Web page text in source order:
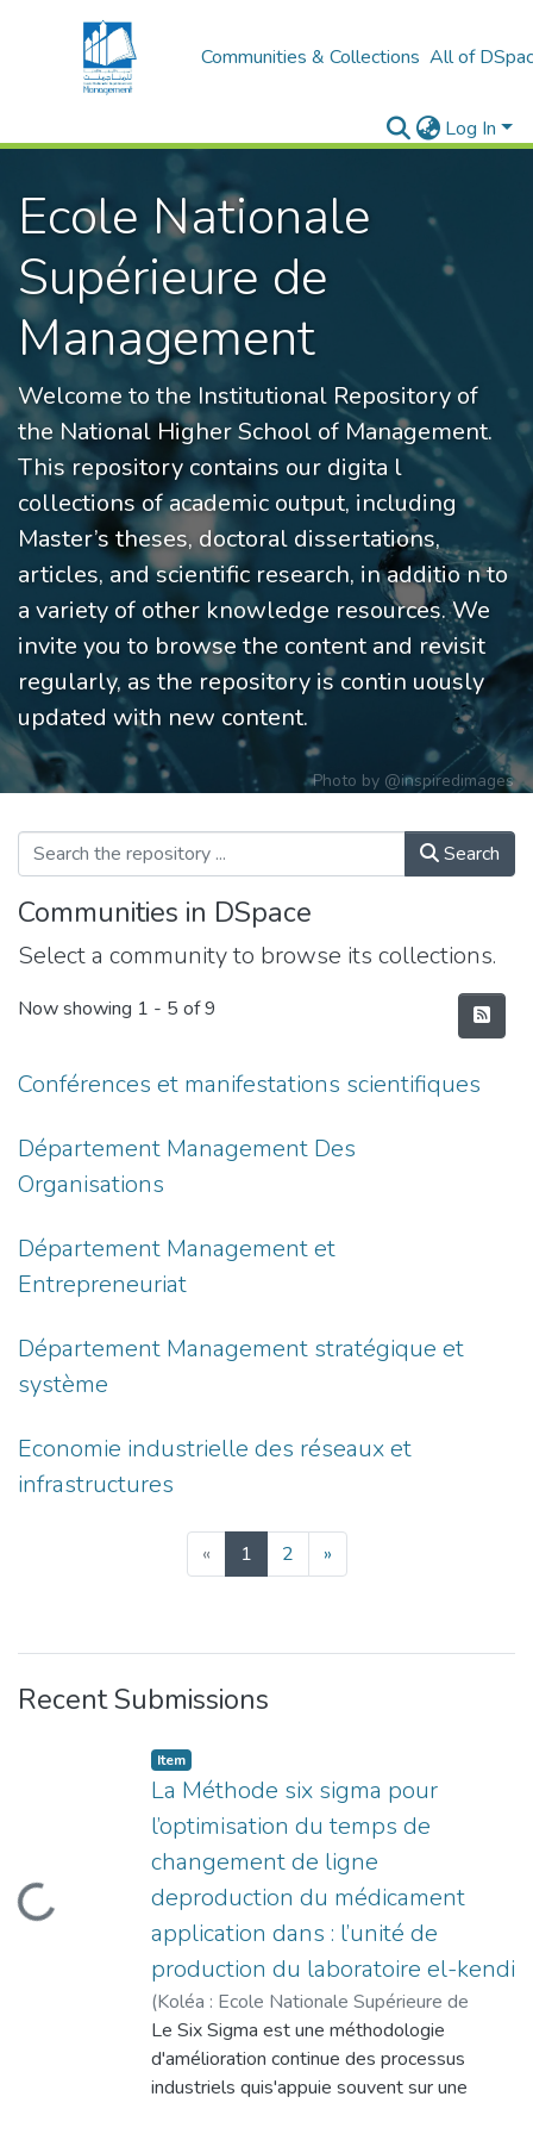
Communities & Collections All of
Log In
Ecole Nationale
Supérieure de
Management
Welcome to the Institutional Repository of
the National Higher School of Management.
This repository contains our digita l
collections of academic output, including
Master’s theses, doctoral dissertations,
articles, and scientific research, in additio n to
a variety of other knowledge resources. We
invite you to browse the content and revisit
regularly, as the repository is contin uously
updated with new content.
Photo by @inspiredimages
Search
Communities in DSpace
Select a community to browse its collections.
Now showing 1 - 5 of 9
Conférences et manifestations scientifiques
Département Management Des
Organisations
Département Management et
Entrepreneuriat
Département Management stratégique et
système
Economie industrielle des réseaux et
infrastructures
« 1(current)
2 »
Recent Submissions
Item
La Méthode six sigma pour
l’optimisation du temps de
changement de ligne
deproduction du médicament
application dans : l’unité de
production du laboratoire el-kendi
(Koléa : Ecole Nationale Supérieure de
Management ,2026-06-08)Challam,
Yacine;Mahiout, Maria Ikram ;Bedaida, Imad
Eddine
Le Six Sigma est une méthodologie
d'amélioration continue des processus
industriels quis'appuie souvent sur une